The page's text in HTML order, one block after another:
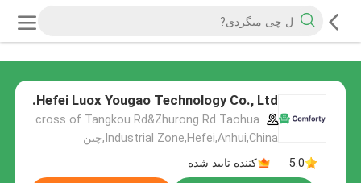
Hefei Luox Yougao Technology Co., Ltd.
cross of Tangkou Rd&Zhurong Rd Taohua
Industrial Zone,Hefei,Anhui,China,چین
5.0
کننده تایید شده